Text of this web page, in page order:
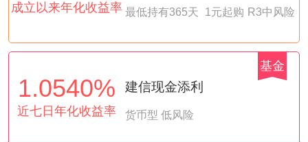
成立以来年化收益率 最低持有365天 1元起购 R3中风险
1.0540%
近七日年化收益率
建信现金添利
货币型 低风险
基金